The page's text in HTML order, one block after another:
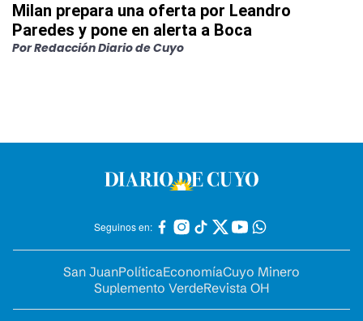
Milan prepara una oferta por Leandro
Paredes y pone en alerta a Boca
PorRedacción Diario de Cuyo
Seguinos en:
San JuanPolíticaEconomíaCuyo Minero
Suplemento VerdeRevista OH